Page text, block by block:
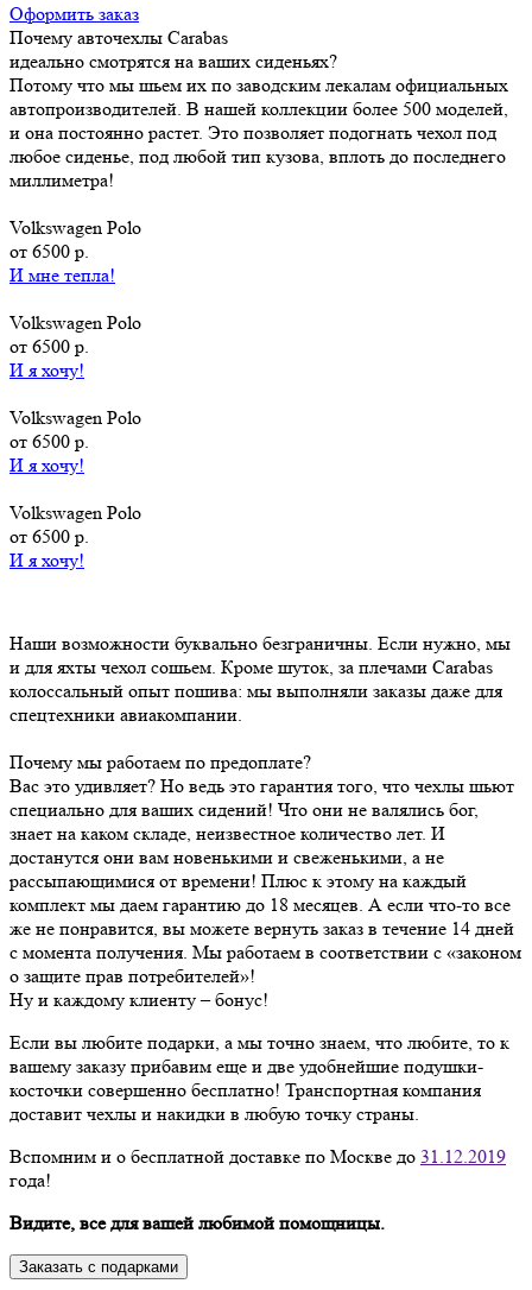
Оформить заказ
Почему авточехлы Carabas
идеально смотрятся на ваших сиденьях?
Потому что мы шьем их по заводским лекалам официальных
автопроизводителей. В нашей коллекции более 500 моделей,
и она постоянно растет. Это позволяет подогнать чехол под
любое сиденье, под любой тип кузова, вплоть до последнего
миллиметра!
Volkswagen Polo
от 6500 р.
И мне тепла!
Volkswagen Polo
от 6500 р.
И я хочу!
Volkswagen Polo
от 6500 р.
И я хочу!
Volkswagen Polo
от 6500 р.
И я хочу!
Наши возможности буквально безграничны. Если нужно, мы
и для яхты чехол сошьем. Кроме шуток, за плечами Carabas
колоссальный опыт пошива: мы выполняли заказы даже для
спецтехники авиакомпании.
Почему мы работаем по предоплате?
Вас это удивляет? Но ведь это гарантия того, что чехлы шьют
специально для ваших сидений! Что они не валялись бог,
знает на каком складе, неизвестное количество лет. И
достанутся они вам новенькими и свеженькими, а не
рассыпающимися от времени! Плюс к этому на каждый
комплект мы даем гарантию до 18 месяцев. А если что-то все
же не понравится, вы можете вернуть заказ в течение 14 дней
с момента получения. Мы работаем в соответствии с «законом
о защите прав потребителей»!
Ну и каждому клиенту – бонус!
Если вы любите подарки, а мы точно знаем, что любите, то к
вашему заказу прибавим еще и две удобнейшие подушки-
косточки совершенно бесплатно! Транспортная компания
доставит чехлы и накидки в любую точку страны.
Вспомним и о бесплатной доставке по Москве до 31.12.2019
года!
Видите, все для вашей любимой помощницы.
Заказать с подарками